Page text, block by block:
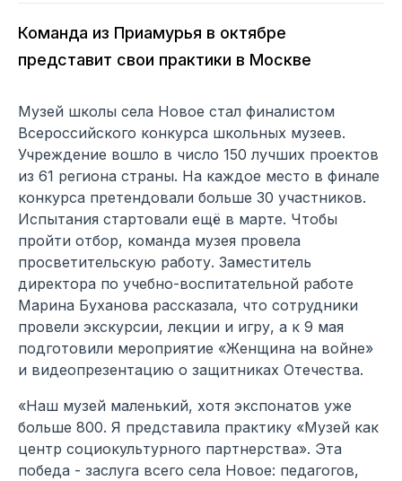
Команда из Приамурья в октябре
представит свои практики в Москве
Музей школы села Новое стал финалистом
Всероссийского конкурса школьных музеев.
Учреждение вошло в число 150 лучших проектов
из 61 региона страны. На каждое место в финале
конкурса претендовали больше 30 участников.
Испытания стартовали ещё в марте. Чтобы
пройти отбор, команда музея провела
просветительскую работу. Заместитель
директора по учебно-воспитательной работе
Марина Буханова рассказала, что сотрудники
провели экскурсии, лекции и игру, а к 9 мая
подготовили мероприятие «Женщина на войне»
и видеопрезентацию о защитниках Отечества.
«Наш музей маленький, хотя экспонатов уже
больше 800. Я представила практику «Музей как
центр социокультурного партнерства». Эта
победа - заслуга всего села Новое: педагогов,